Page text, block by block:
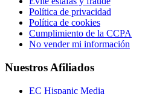
Política de privacidad
Política de cookies
Cumplimiento de la CCPA
No vender mi información
Nuestros Afiliados
EC Hispanic Media